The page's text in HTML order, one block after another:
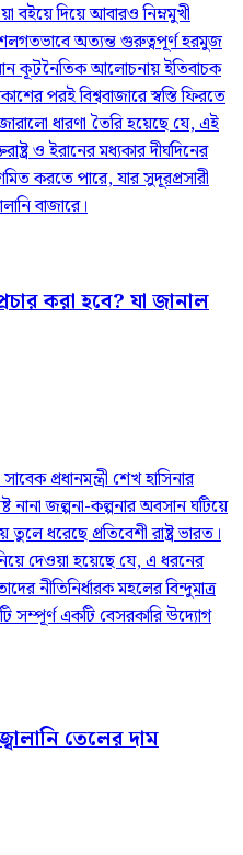
বইয়ে দিয়ে আবারও নিম্নমুখী
অত্যন্ত গুরুত্বপূর্ণ হরমুজ
কূটনৈতিক আলোচনায় ইতিবাচক
পরই বিশ্ববাজারে স্বস্তি ফিরতে
ধারণা তৈরি হয়েছে যে, এই
ও ইরানের মধ্যকার দীর্ঘদিনের
করতে পারে, যার সুদূরপ্রসারী
বাজারে।
করা হবে? যা জানাল
প্রধানমন্ত্রী শেখ হাসিনার
নানা জল্পনা-কল্পনার অবসান ঘটিয়ে
ধরেছে প্রতিবেশী রাষ্ট্র ভারত।
দেওয়া হয়েছে যে, এ ধরনের
নীতিনির্ধারক মহলের বিন্দুমাত্র
সম্পূর্ণ একটি বেসরকারি উদ্যোগ
তেলের দাম